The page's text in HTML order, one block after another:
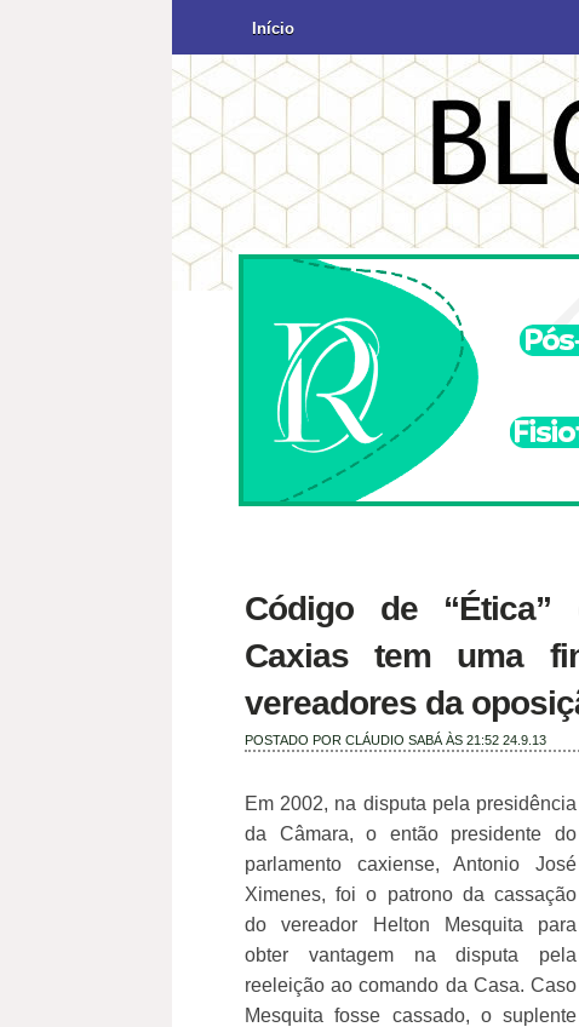
Início
Código de “Ética”
Caxias tem uma
vereadores da
POSTADO POR CLÁUDIO SABÁ ÀS 21:52 24.9.13
Em 2002, na disputa pela presidência
da Câmara, o então presidente do
parlamento caxiense, Antonio José
Ximenes, foi o patrono da cassação
do vereador Helton Mesquita para
obter vantagem na disputa pela
reeleição ao comando da Casa. Caso
Mesquita fosse cassado, o suplente